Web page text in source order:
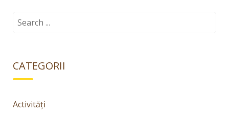
Search
CATEGORII
Activități